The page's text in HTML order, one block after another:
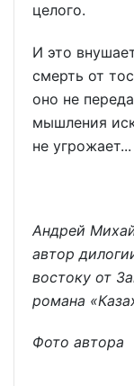
целого.
И это
смерть от
оно не
мышления
не угрожает...
Андрей
автор
востоку от
романа
Фото автора